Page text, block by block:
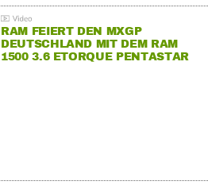
RAM FEIERT DEN MXGP
DEUTSCHLAND MIT DEM RAM
1500 3.6 ETORQUE PENTASTAR